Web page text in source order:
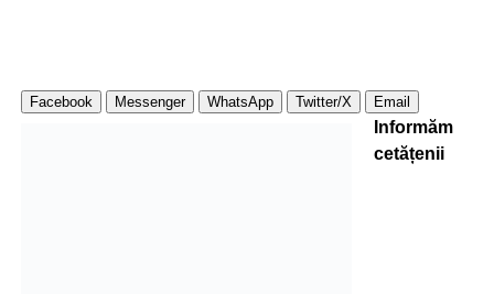
Facebook Messenger WhatsApp Twitter/X Email
Informăm
cetățenii